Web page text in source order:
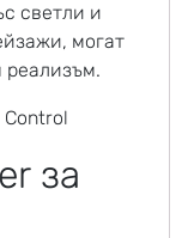
светли и
могат
реализъм.
за